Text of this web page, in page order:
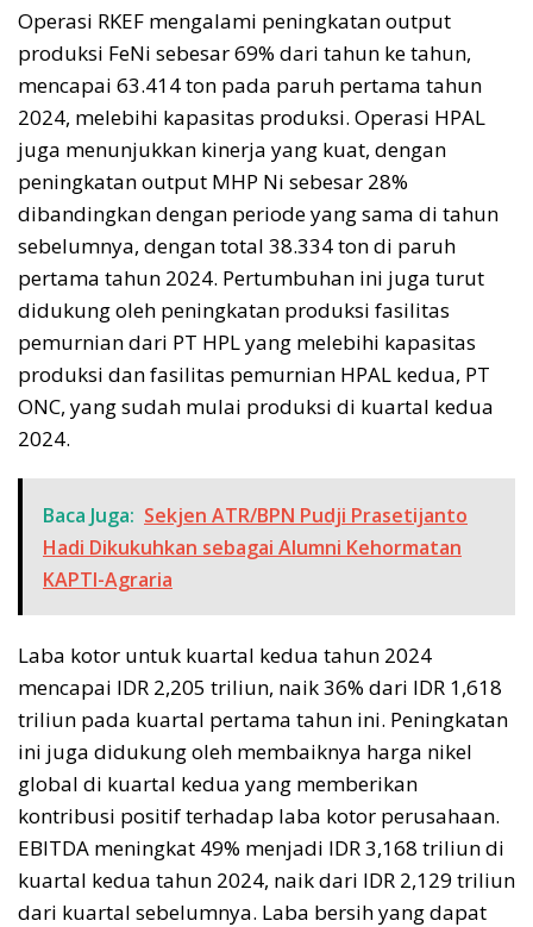
Operasi RKEF mengalami peningkatan output
produksi FeNi sebesar 69% dari tahun ke tahun,
mencapai 63.414 ton pada paruh pertama tahun
2024, melebihi kapasitas produksi. Operasi HPAL
juga menunjukkan kinerja yang kuat, dengan
peningkatan output MHP Ni sebesar 28%
dibandingkan dengan periode yang sama di tahun
sebelumnya, dengan total 38.334 ton di paruh
pertama tahun 2024. Pertumbuhan ini juga turut
didukung oleh peningkatan produksi fasilitas
pemurnian dari PT HPL yang melebihi kapasitas
produksi dan fasilitas pemurnian HPAL kedua, PT
ONC, yang sudah mulai produksi di kuartal kedua
2024.
Baca Juga: Sekjen ATR/BPN Pudji Prasetijanto
Hadi Dikukuhkan sebagai Alumni Kehormatan
KAPTI-Agraria
Laba kotor untuk kuartal kedua tahun 2024
mencapai IDR 2,205 triliun, naik 36% dari IDR 1,618
triliun pada kuartal pertama tahun ini. Peningkatan
ini juga didukung oleh membaiknya harga nikel
global di kuartal kedua yang memberikan
kontribusi positif terhadap laba kotor perusahaan.
EBITDA meningkat 49% menjadi IDR 3,168 triliun di
kuartal kedua tahun 2024, naik dari IDR 2,129 triliun
dari kuartal sebelumnya. Laba bersih yang dapat